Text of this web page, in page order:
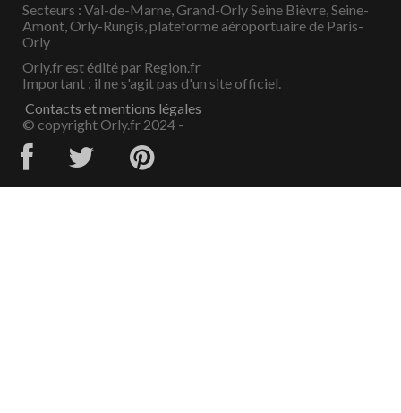
Secteurs : Val-de-Marne, Grand-Orly Seine Bièvre, Seine-
Amont, Orly-Rungis, plateforme aéroportuaire de Paris-
Orly
Orly.fr est édité par Region.fr
Important : il ne s'agit pas d'un site officiel.
Contacts et mentions légales
© copyright Orly.fr 2024 -